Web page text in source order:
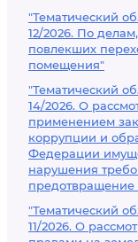
"Тематический
12/2026. По
повлекших
помещения"
"Тематический
14/2026. О
применением
коррупции и
Федерации
нарушения
"Тематический
11/2026. О